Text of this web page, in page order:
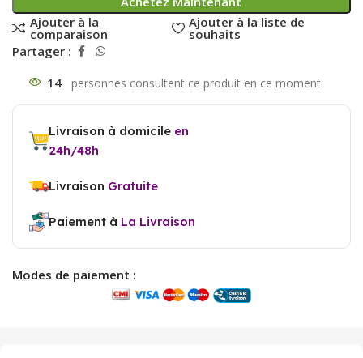
Ajouter à la
comparaison
Ajouter à la liste de
souhaits
Partager :
14
Livraison à domicile en
24h/48h
Livraison Gratuite
Paiement à La Livraison
Modes de paiement :